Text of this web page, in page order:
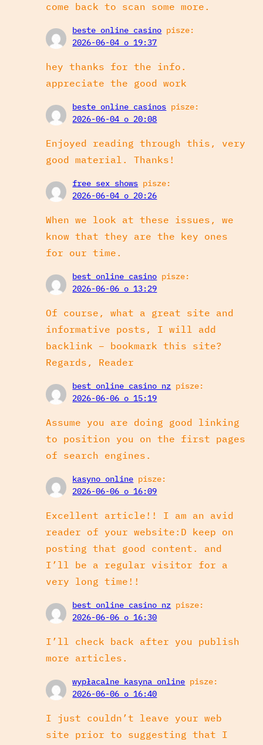
come back to scan some more.
beste online casino pisze:
2026-06-04 o 19:37
hey thanks for the info.
appreciate the good work
beste online casinos pisze:
2026-06-04 o 20:08
Enjoyed reading through this, very
good material. Thanks!
free sex shows pisze:
2026-06-04 o 20:26
When we look at these issues, we
know that they are the key ones
for our time.
best online casino pisze:
2026-06-06 o 13:29
Of course, what a great site and
informative posts, I will add
backlink – bookmark this site?
Regards, Reader
best online casino nz pisze:
2026-06-06 o 15:19
Assume you are doing good linking
to position you on the first pages
of search engines.
kasyno online pisze:
2026-06-06 o 16:09
Excellent article!! I am an avid
reader of your website:D keep on
posting that good content. and
I’ll be a regular visitor for a
very long time!!
best online casino nz pisze:
2026-06-06 o 16:30
I’ll check back after you publish
more articles.
wypłacalne kasyna online pisze:
2026-06-06 o 16:40
I just couldn’t leave your web
site prior to suggesting that I